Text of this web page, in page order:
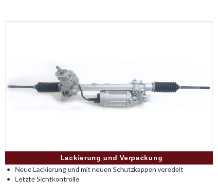
Lackierung und Verpackung
Neue Lackierung und mit neuen Schutzkappen veredelt
Letzte Sichtkontrolle